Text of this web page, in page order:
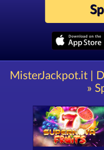
MisterJackpot.it |
»